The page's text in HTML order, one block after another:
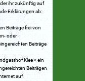
ihr zukünftig auf
Erklärungen ab:
Beiträge frei von
oder
Beiträge
Klee « ein
Beiträgen
auf